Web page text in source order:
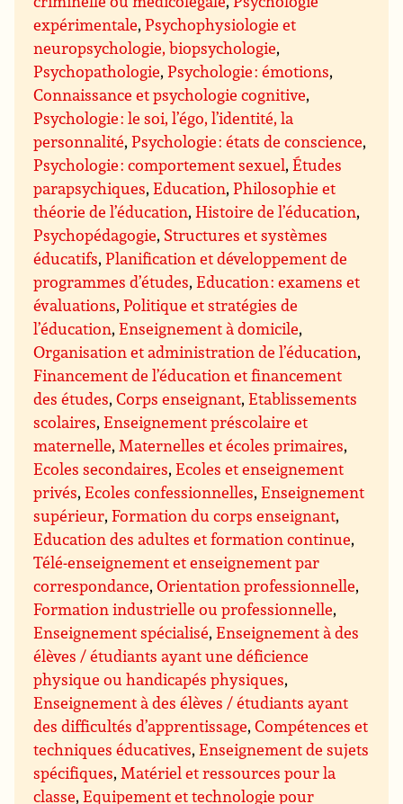
expérimentale,Psychophysiologie et
neuropsychologie, biopsychologie,
Psychopathologie,Psychologie : émotions,
Connaissance et psychologie cognitive,
Psychologie : le soi, l’égo, l’identité, la
personnalité,Psychologie : états de conscience,
Psychologie : comportement sexuel,Études
parapsychiques,Education,Philosophie et
théorie de l’éducation,Histoire de l’éducation,
Psychopédagogie, Structures et systèmes
éducatifs,Planification et développement de
programmes d’études,Education : examens et
évaluations,Politique et stratégies de
l’éducation,Enseignement à domicile,
Organisation et administration de l’éducation,
Financement de l’éducation et financement
des études,Corps enseignant,Etablissements
scolaires,Enseignement préscolaire et
maternelle,Maternelles et écoles primaires,
Ecoles secondaires,Ecoles et enseignement
privés,Ecoles confessionnelles,Enseignement
supérieur,Formation du corps enseignant,
Education des adultes et formation continue,
Télé-enseignement et enseignement par
correspondance,Orientation professionnelle,
Formation industrielle ou professionnelle,
Enseignement spécialisé,Enseignement à des
élèves / étudiants ayant une déficience
physique ou handicapés physiques,
Enseignement à des élèves / étudiants ayant
des difficultés d’apprentissage,Compétences et
techniques éducatives,Enseignement de sujets
spécifiques,Matériel et ressources pour la
classe,Equipement et technologie pour